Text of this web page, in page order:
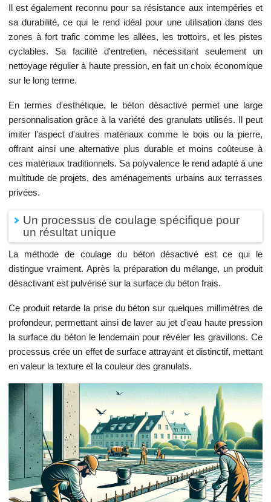
Il est également reconnu pour sa résistance aux intempéries et
sa durabilité, ce qui le rend idéal pour une utilisation dans des
zones à fort trafic comme les allées, les trottoirs, et les pistes
cyclables. Sa facilité d'entretien, nécessitant seulement un
nettoyage régulier à haute pression, en fait un choix économique
sur le long terme.
En termes d'esthétique, le béton désactivé permet une large
personnalisation grâce à la variété des granulats utilisés. Il peut
imiter l'aspect d'autres matériaux comme le bois ou la pierre,
offrant ainsi une alternative plus durable et moins coûteuse à
ces matériaux traditionnels. Sa polyvalence le rend adapté à une
multitude de projets, des aménagements urbains aux terrasses
privées.
Un processus de coulage spécifique pour
un résultat unique
La méthode de coulage du béton désactivé est ce qui le
distingue vraiment. Après la préparation du mélange, un produit
désactivant est pulvérisé sur la surface du béton frais.
Ce produit retarde la prise du béton sur quelques millimètres de
profondeur, permettant ainsi de laver au jet d'eau haute pression
la surface du béton le lendemain pour révéler les gravillons. Ce
processus crée un effet de surface attrayant et distinctif, mettant
en valeur la texture et la couleur des granulats.